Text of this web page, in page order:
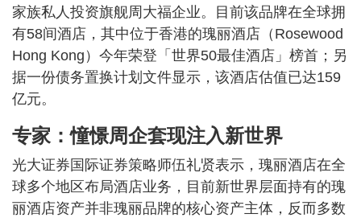
家族私人投资旗舰周大福企业。目前该品牌在全球拥
有58间酒店，其中位于香港的瑰丽酒店（Rosewood
Hong Kong）今年荣登「世界50最佳酒店」榜首；另
据一份债务置换计划文件显示，该酒店估值已达159
亿元。
专家：憧憬周企套现注入新世界
光大证券国际证券策略师伍礼贤表示，瑰丽酒店在全
球多个地区布局酒店业务，目前新世界层面持有的瑰
丽酒店资产并非瑰丽品牌的核心资产主体，反而多数